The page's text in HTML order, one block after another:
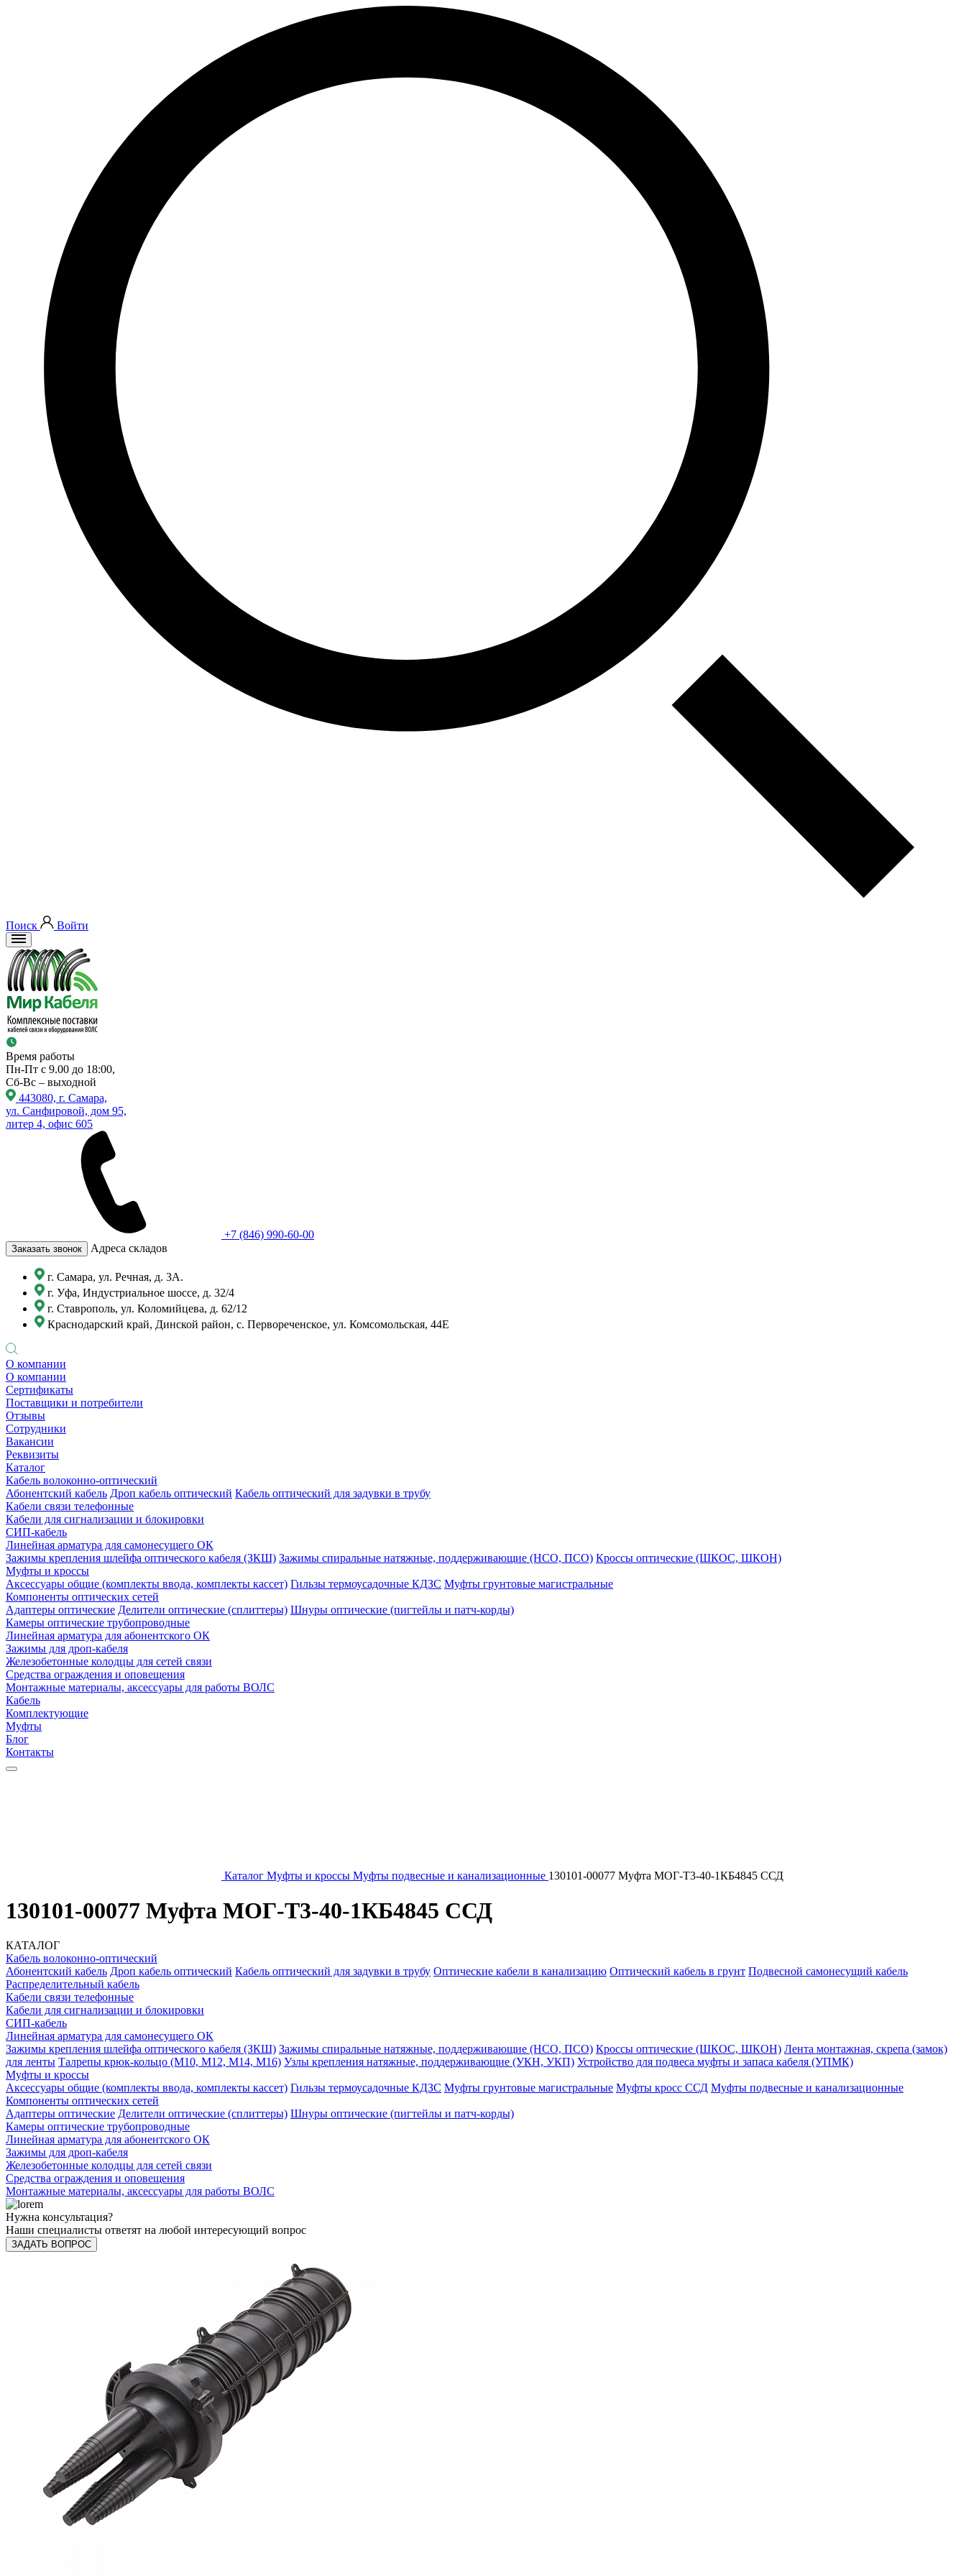
Поиск Войти
Время работы
Пн-Пт с 9.00 до 18:00,
Сб-Вс – выходной
443080, г. Самара,
ул. Санфировой, дом 95,
литер 4, офис 605
+7 (846) 990-60-00
Заказать звонок Адреса складов
г. Самара, ул. Речная, д. 3А.
г. Уфа, Индустриальное шоссе, д. 32/4
г. Ставрополь, ул. Коломийцева, д. 62/12
Краснодарский край, Динской район, с. Первореченское, ул. Комсомольская, 44Е
О компании
О компании
Сертификаты
Поставщики и потребители
Отзывы
Сотрудники
Вакансии
Реквизиты
Каталог
Кабель волоконно-оптический
Абонентский кабель Дроп кабель оптический Кабель оптический для задувки в трубу
Кабели связи телефонные
Кабели для сигнализации и блокировки
СИП-кабель
Линейная арматура для самонесущего ОК
Зажимы крепления шлейфа оптического кабеля (ЗКШ) Зажимы спиральные натяжные, поддерживающие (НСО, ПСО) Кроссы оптические (ШКОС, ШКОН)
Муфты и кроссы
Аксессуары общие (комплекты ввода, комплекты кассет) Гильзы термоусадочные КДЗС Муфты грунтовые магистральные
Компоненты оптических сетей
Адаптеры оптические Делители оптические (сплиттеры) Шнуры оптические (пигтейлы и патч-корды)
Камеры оптические трубопроводные
Линейная арматура для абонентского ОК
Зажимы для дроп-кабеля
Железобетонные колодцы для сетей связи
Средства ограждения и оповещения
Монтажные материалы, аксессуары для работы ВОЛС
Кабель
Комплектующие
Муфты
Блог
Контакты
Каталог Муфты и кроссы Муфты подвесные и канализационные 130101-00077 Муфта МОГ-Т3-40-1КБ4845 ССД
130101-00077 Муфта МОГ-Т3-40-1КБ4845 ССД
КАТАЛОГ
Кабель волоконно-оптический
Абонентский кабель Дроп кабель оптический Кабель оптический для задувки в трубу Оптические кабели в канализацию Оптический кабель в грунт Подвесной самонесущий кабель
Распределительный кабель
Кабели связи телефонные
Кабели для сигнализации и блокировки
СИП-кабель
Линейная арматура для самонесущего ОК
Зажимы крепления шлейфа оптического кабеля (ЗКШ) Зажимы спиральные натяжные, поддерживающие (НСО, ПСО) Кроссы оптические (ШКОС, ШКОН) Лента монтажная, скрепа (замок)
для ленты Талрепы крюк-кольцо (М10, М12, М14, М16) Узлы крепления натяжные, поддерживающие (УКН, УКП) Устройство для подвеса муфты и запаса кабеля (УПМК)
Муфты и кроссы
Аксессуары общие (комплекты ввода, комплекты кассет) Гильзы термоусадочные КДЗС Муфты грунтовые магистральные Муфты кросс ССД Муфты подвесные и канализационные
Компоненты оптических сетей
Адаптеры оптические Делители оптические (сплиттеры) Шнуры оптические (пигтейлы и патч-корды)
Камеры оптические трубопроводные
Линейная арматура для абонентского ОК
Зажимы для дроп-кабеля
Железобетонные колодцы для сетей связи
Средства ограждения и оповещения
Монтажные материалы, аксессуары для работы ВОЛС
Нужна консультация?
Наши специалисты ответят на любой интересующий вопрос
ЗАДАТЬ ВОПРОС